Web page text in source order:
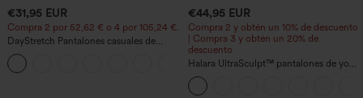
€31,95 EUR
Compra 2 por 52,62 € o 4 por 105,24 €.
DayStretch Pantalones casuales de
cintura alta con pernera tipo barril y
bolsillos
+5
€44,95 EUR
Compra 2 y obtén un 10% de descuento
| Compra 3 y obtén un 20% de
descuento
Halara UltraSculpt™ pantalones de yoga
holgados de talle alto con control
abdominal, rayas color block y bolsillos